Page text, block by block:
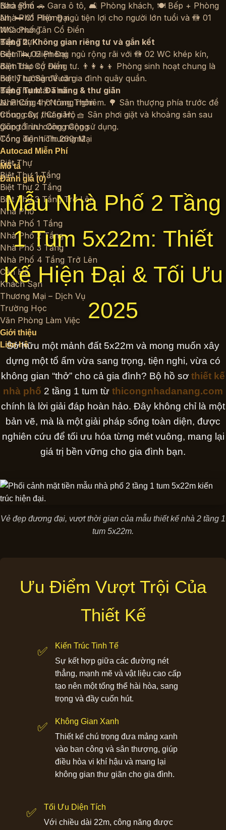
Nhà Phố
Nhà Phố Hiện Đại
Nhà Phố Tân Cổ Điển
Biệt Thự
Biệt Thự Hiện Đại
Biệt Thự Cổ Điển
Biệt Thự Sân Vườn
Biệt Thự Mái Thái
Nhà Cấp 4 / Nông Thôn
Chung Cư / Căn Hộ
Công Trình Công Cộng
Công Trình Thương Mại
Autocad Miễn Phí
Biệt Thự
Biệt Thự 1 Tầng
Biệt Thự 2 Tầng
Biệt Thự 3 Tầng Trở Lên
Nhà Phố
Nhà Phố 1 Tầng
Nhà Phố 2 Tầng
Nhà Phố 3 Tầng
Nhà Phố 4 Tầng Trở Lên
Căn Hộ
Khách Sạn
Thương Mại – Dịch Vụ
Trường Học
Văn Phòng Làm Việc
Giới thiệu
Liên hệ
Bao gồm 🚗 Gara ô tô, 🛋️ Phòng khách, 🍽️ Bếp + Phòng
ăn, 🛏️ 01 Phòng ngủ tiện lợi cho người lớn tuổi và 🚻 01
WC chung.
Tầng 2: Không gian riêng tư và gắn kết
Gồm 🛌 02 Phòng ngủ rộng rãi với 🚻 02 WC khép kín,
đảm bảo sự riêng tư. 👨‍👩‍👧‍👦 Phòng sinh hoạt chung là
nơi lý tưởng để cả gia đình quây quần.
Tầng Tum: Đa năng & thư giãn
🙏 Phòng thờ trang nghiêm. 🌳 Sân thượng phía trước để
trồng cây, thư giãn. 🧺 Sân phơi giặt và khoảng sân sau
giúp tối ưu công năng sử dụng.
Tổng diện tích: 260m2
Mô tả
Đánh giá (0)
Mẫu Nhà Phố 2 Tầng
1 Tum 5x22m: Thiết
Kế Hiện Đại & Tối Ưu
2025
Sở hữu một mảnh đất 5x22m và mong muốn xây
dựng một tổ ấm vừa sang trọng, tiện nghi, vừa có
không gian “thở” cho cả gia đình? Bộ hồ sơ thiết kế
nhà phố 2 tầng 1 tum từ thicongnhadanang.com
chính là lời giải đáp hoàn hảo. Đây không chỉ là một
bản vẽ, mà là một giải pháp sống toàn diện, được
nghiên cứu để tối ưu hóa từng mét vuông, mang lại
giá trị bền vững cho gia đình bạn.
Vẻ đẹp đương đại, vượt thời gian của mẫu thiết kế nhà 2 tầng 1
tum 5x22m.
Ưu Điểm Vượt Trội Của
Thiết Kế
✅
Kiến Trúc Tinh Tế
Sự kết hợp giữa các đường nét
thẳng, mạnh mẽ và vật liệu cao cấp
tạo nên một tổng thể hài hòa, sang
trọng và đầy cuốn hút.
✅
Không Gian Xanh
Thiết kế chú trọng đưa mảng xanh
vào ban công và sân thượng, giúp
điều hòa vi khí hậu và mang lại
không gian thư giãn cho gia đình.
✅
Tối Ưu Diện Tích
Với chiều dài 22m, công năng được